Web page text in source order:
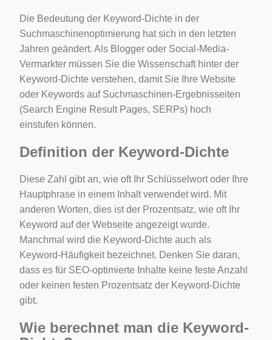
feed-calculator
co-work?lat=37.49813&lng=127.0284&zoom=16
shredder-plant-equipment/scrap-shredder-fabrication
Die Bedeutung der Keyword-Dichte in der
Suchmaschinenoptimierung hat sich in den letzten
Jahren geändert. Als Blogger oder Social-Media-
Vermarkter müssen Sie die Wissenschaft hinter der
Keyword-Dichte verstehen, damit Sie Ihre Website
oder Keywords auf Suchmaschinen-Ergebnisseiten
(Search Engine Result Pages, SERPs) hoch
einstufen können.
Definition der Keyword-Dichte
Diese Zahl gibt an, wie oft Ihr Schlüsselwort oder Ihre
Hauptphrase in einem Inhalt verwendet wird. Mit
anderen Worten, dies ist der Prozentsatz, wie oft Ihr
Keyword auf der Webseite angezeigt wurde.
Manchmal wird die Keyword-Dichte auch als
Keyword-Häufigkeit bezeichnet. Denken Sie daran,
dass es für SEO-optimierte Inhalte keine feste Anzahl
oder keinen festen Prozentsatz der Keyword-Dichte
gibt.
Wie berechnet man die Keyword-